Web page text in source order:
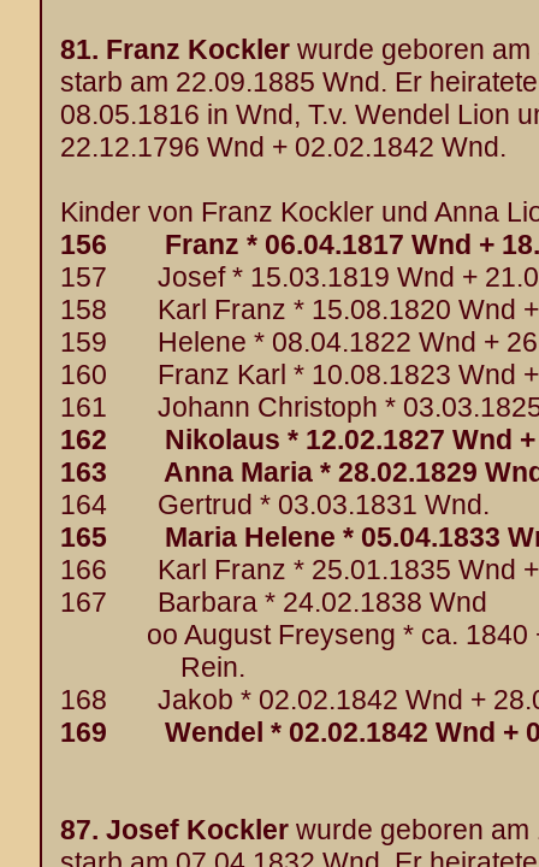
81. Franz Kockler wurde geboren
starb am 22.09.1885 Wnd. Er
08.05.1816 in Wnd, T.v. Wendel Lion
22.12.1796 Wnd + 02.02.1842 Wnd.
Kinder von Franz Kockler und Anna
156 Franz * 06.04.1817 Wnd +
157 Josef * 15.03.1819 Wnd +
158 Karl Franz * 15.08.1820 Wnd +
159 Helene * 08.04.1822 Wnd +
160 Franz Karl * 10.08.1823 Wnd +
161 Johann Christoph * 03.03.1825
162 Nikolaus * 12.02.1827 Wnd +
163 Anna Maria * 28.02.1829 Wnd
164 Gertrud * 03.03.1831 Wnd.
165 Maria Helene * 05.04.1833
166 Karl Franz * 25.01.1835 Wnd +
167 Barbara * 24.02.1838 Wnd
oo August Freyseng * ca. 1840 +
Rein.
168 Jakob * 02.02.1842 Wnd +
169 Wendel * 02.02.1842 Wnd +
87. Josef Kockler wurde geboren am